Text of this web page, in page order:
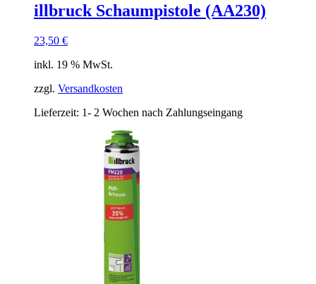
illbruck Schaumpistole (AA230)
23,50 €
inkl. 19 % MwSt.
zzgl. Versandkosten
Lieferzeit: 1- 2 Wochen nach Zahlungseingang